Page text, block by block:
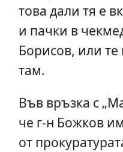
това дали тя е
и пачки в
Борисов, или те
там.
Във връзка с
че г-н Божков
от